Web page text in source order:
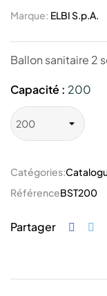
Marque: ELBI S.p.A.
Ballon sanitaire 2
Capacité : 200
Catégories:
RéférenceBST200
Partager